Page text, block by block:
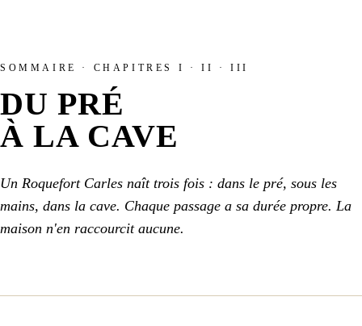
SOMMAIRE · CHAPITRES I · II · III
DU PRÉ
À LA CAVE
Un Roquefort Carles naît trois fois : dans le pré, sous les
mains, dans la cave. Chaque passage a sa durée propre. La
maison n'en raccourcit aucune.